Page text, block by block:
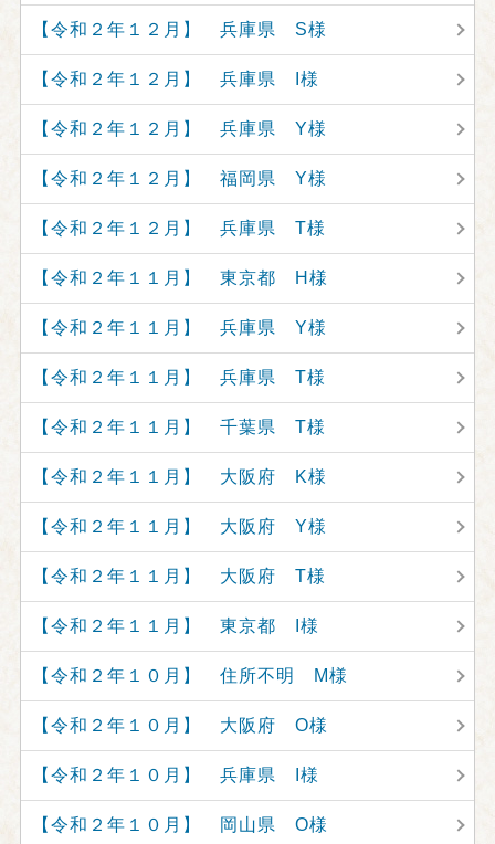
【令和２年１２月】 兵庫県 S様
【令和２年１２月】 兵庫県 I様
【令和２年１２月】 兵庫県 Y様
【令和２年１２月】 福岡県 Y様
【令和２年１２月】 兵庫県 T様
【令和２年１１月】 東京都 H様
【令和２年１１月】 兵庫県 Y様
【令和２年１１月】 兵庫県 T様
【令和２年１１月】 千葉県 T様
【令和２年１１月】 大阪府 K様
【令和２年１１月】 大阪府 Y様
【令和２年１１月】 大阪府 T様
【令和２年１１月】 東京都 I様
【令和２年１０月】 住所不明 M様
【令和２年１０月】 大阪府 O様
【令和２年１０月】 兵庫県 I様
【令和２年１０月】 岡山県 O様